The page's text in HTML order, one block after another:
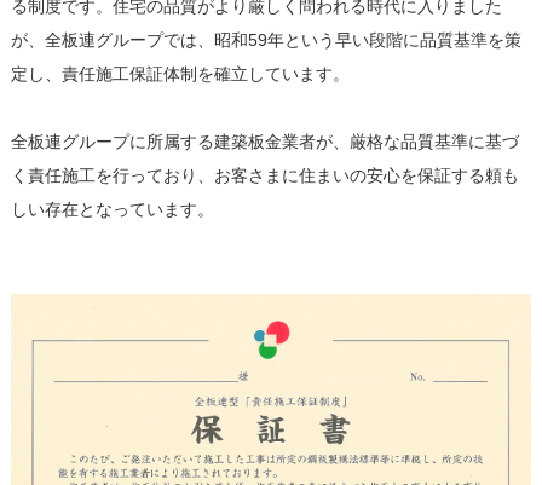
る制度です。住宅の品質がより厳しく問われる時代に入りました
が、全板連グループでは、昭和59年という早い段階に品質基準を策
定し、責任施工保証体制を確立しています。
全板連グループに所属する建築板金業者が、厳格な品質基準に基づ
く責任施工を行っており、お客さまに住まいの安心を保証する頼も
しい存在となっています。